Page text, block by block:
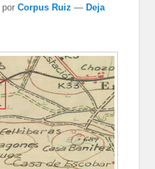
porCorpus Ruiz — Deja